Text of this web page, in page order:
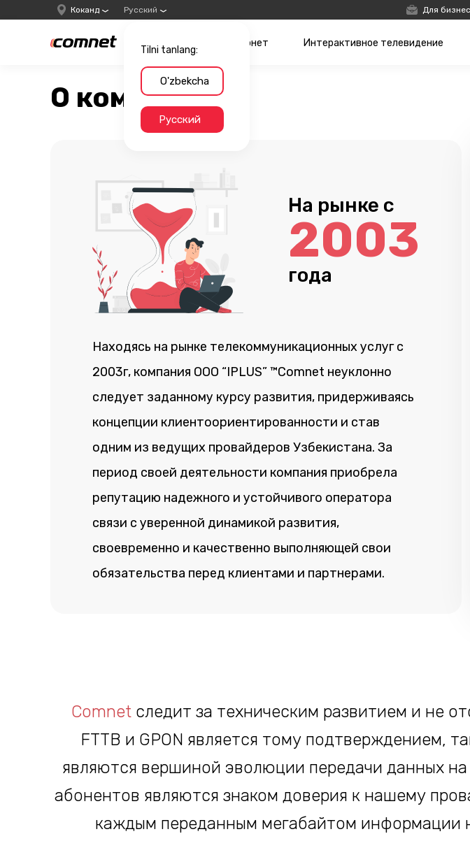
Коканд Русский
Tilni tanlang:
O'zbekcha
Русский
Для
Интернет Интерактивное телевидение
О компании
На рынке с
2003
года
Находясь на рынке телекоммуникационных услуг с
2003г, компания ООО “IPLUS” ™Comnet неуклонно
следует заданному курсу развития, придерживаясь
концепции клиентоориентированности и став
одним из ведущих провайдеров Узбекистана. За
период своей деятельности компания приобрела
репутацию надежного и устойчивого оператора
связи с уверенной динамикой развития,
своевременно и качественно выполняющей свои
обязательства перед клиентами и партнерами.
Comnet следит за техническим развитием и не
FTTB и GPON является тому подтверждением,
являются вершиной эволюции передачи данных
абонентов являются знаком доверия к нашему
каждым переданным мегабайтом информации